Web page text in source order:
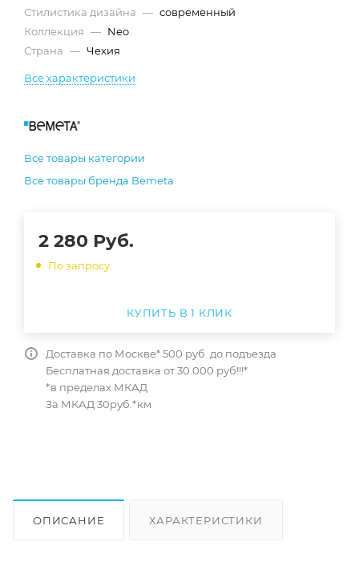
Стилистика дизайна — современный
Коллекция — Neo
Страна — Чехия
Все характеристики
Все товары категории
Все товары бренда Bemeta
2 280 Руб.
По запросу
КУПИТЬ В 1 КЛИК
Доставка по Москве* 500 руб. до подъезда
Бесплатная доставка от 30.000 руб!!!*
*в пределах МКАД
За МКАД 30руб.*км
ОПИСАНИЕ ХАРАКТЕРИСТИКИ